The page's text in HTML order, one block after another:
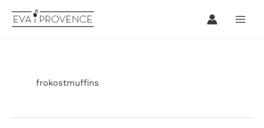
rett
frokostmuffins